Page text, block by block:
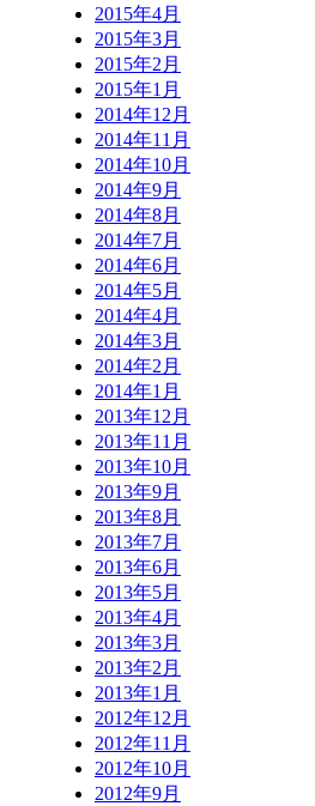
2015年4月
2015年3月
2015年2月
2015年1月
2014年12月
2014年11月
2014年10月
2014年9月
2014年8月
2014年7月
2014年6月
2014年5月
2014年4月
2014年3月
2014年2月
2014年1月
2013年12月
2013年11月
2013年10月
2013年9月
2013年8月
2013年7月
2013年6月
2013年5月
2013年4月
2013年3月
2013年2月
2013年1月
2012年12月
2012年11月
2012年10月
2012年9月